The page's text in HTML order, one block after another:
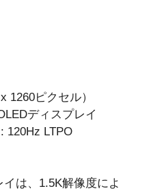
1260ピクセル）
ディスプレイ
: 120Hz LTPO
は、1.5K解像度によ